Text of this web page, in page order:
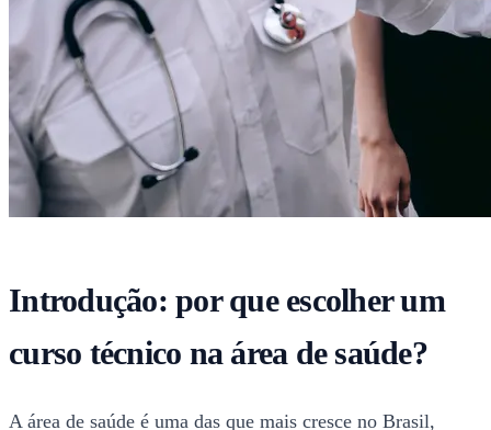
Introdução: por que escolher um
curso técnico na área de saúde?
A área de saúde é uma das que mais cresce no Brasil,